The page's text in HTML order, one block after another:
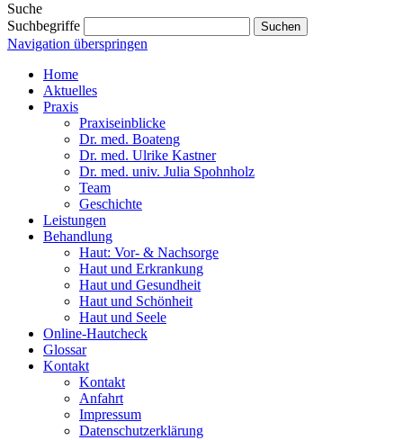
Suche
Suchbegriffe
Suchen
Navigation überspringen
Home
Aktuelles
Praxis
Praxiseinblicke
Dr. med. Boateng
Dr. med. Ulrike Kastner
Dr. med. univ. Julia Spohnholz
Team
Geschichte
Leistungen
Behandlung
Haut: Vor- & Nachsorge
Haut und Erkrankung
Haut und Gesundheit
Haut und Schönheit
Haut und Seele
Online-Hautcheck
Glossar
Kontakt
Kontakt
Anfahrt
Impressum
Datenschutzerklärung